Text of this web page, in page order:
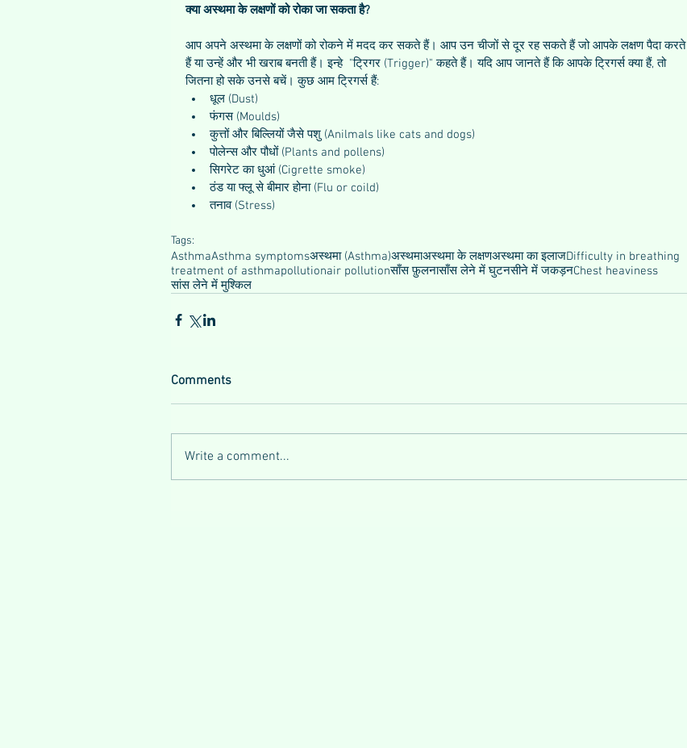
क्या अस्थमा के लक्षणों को रोका जा सकता है?
आप अपने अस्थमा के लक्षणों को रोकने में मदद कर सकते हैं। आप उन चीजों से दूर रह सकते हैं जो आपके लक्षण पैदा करते
हैं या उन्हें और भी खराब बनती हैं। इन्हे  "ट्रिगर (Trigger)" कहते हैं। यदि आप जानते हैं कि आपके ट्रिगर्स क्या हैं, तो
जितना हो सके उनसे बचें। कुछ आम ट्रिगर्स हैं:
धूल (Dust)
फंगस (Moulds)
कुत्तों और बिल्लियों जैसे पशु (Anilmals like cats and dogs)
पोलेन्स और पौधों (Plants and pollens)
सिगरेट का धुआं (Cigrette smoke)
ठंड या फ्लू से बीमार होना (Flu or coild)
तनाव (Stress)
Tags:
AsthmaAsthma symptomsअस्थमा (Asthma)अस्थमाअस्थमा के लक्षणअस्थमा का इलाजDifficulty in breathing
treatment of asthmapollutionair pollutionसाँस फ़ुलनासाँस लेने में घुटनसीने में जकड़नChest heaviness
सांस लेने में मुश्किल
Comments
Write a comment...